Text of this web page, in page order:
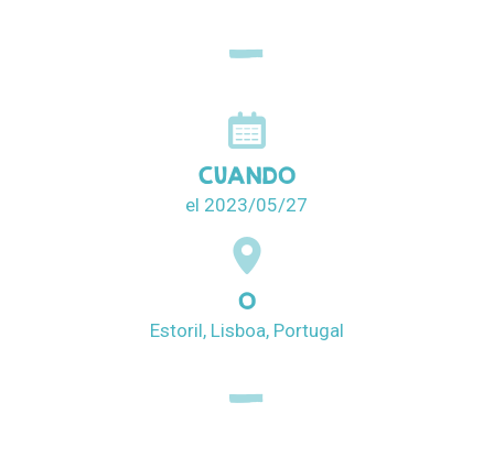
CUANDO
el 2023/05/27
O
Estoril, Lisboa, Portugal